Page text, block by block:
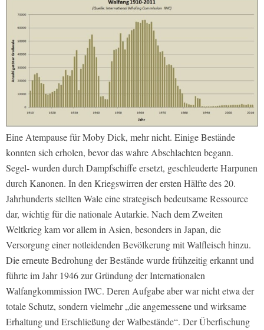
Eine Atempause für Moby Dick, mehr nicht. Einige Bestände
konnten sich erholen, bevor das wahre Abschlachten begann.
Segel- wurden durch Dampfschiffe ersetzt, geschleuderte Harpunen
durch Kanonen. In den Kriegswirren der ersten Hälfte des 20.
Jahrhunderts stellten Wale eine strategisch bedeutsame Ressource
dar, wichtig für die nationale Autarkie. Nach dem Zweiten
Weltkrieg kam vor allem in Asien, besonders in Japan, die
Versorgung einer notleidenden Bevölkerung mit Walfleisch hinzu.
Die erneute Bedrohung der Bestände wurde frühzeitig erkannt und
führte im Jahr 1946 zur Gründung der Internationalen
Walfangkommission IWC. Deren Aufgabe aber war nicht etwa der
totale Schutz, sondern vielmehr „die angemessene und wirksame
Erhaltung und Erschließung der Walbestände“. Der Überfischung